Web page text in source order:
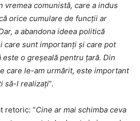
vremea comunistă, care a indus
orice cumulare de funcții ar
a abandona ideea politică
care sunt importanți și care pot
este o greșeală pentru țară. Din
care le-am urmărit, este important
să-l realizați”.
retoric: ”Cine ar mai schimba ceva